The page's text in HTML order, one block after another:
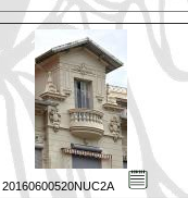
20160600520NUC2A